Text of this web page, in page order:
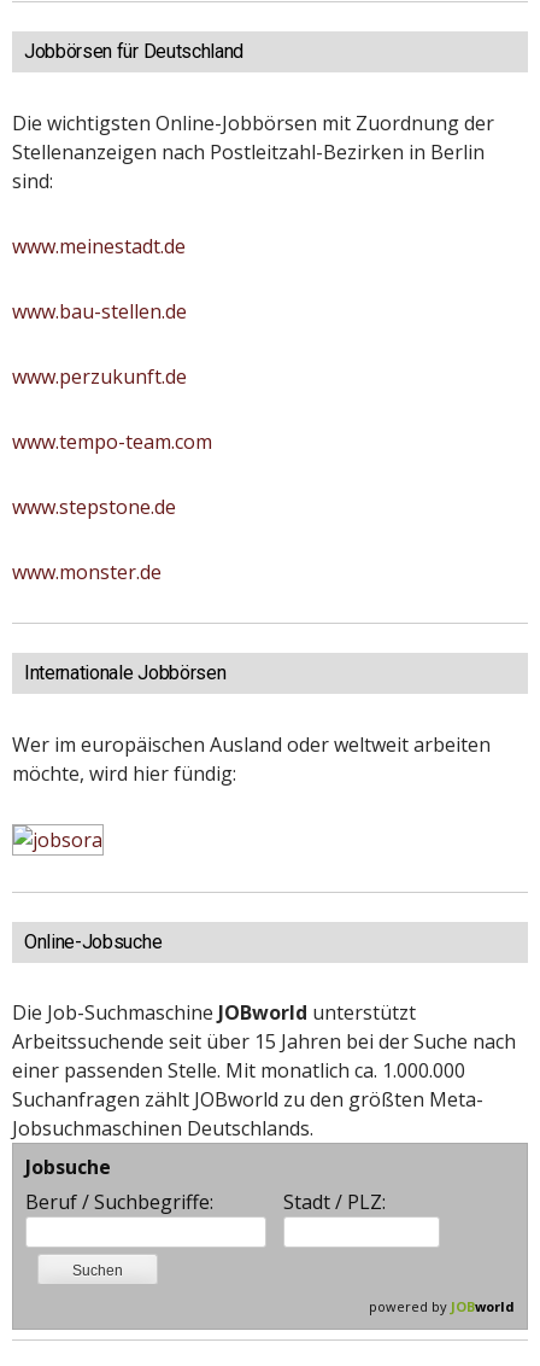
Jobbörsen für Deutschland
Die wichtigsten Online-Jobbörsen mit Zuordnung der
Stellenanzeigen nach Postleitzahl-Bezirken in Berlin
sind:
www.meinestadt.de
www.bau-stellen.de
www.perzukunft.de
www.tempo-team.com
www.stepstone.de
www.monster.de
Internationale Jobbörsen
Wer im europäischen Ausland oder weltweit arbeiten
möchte, wird hier fündig:
Online-Jobsuche
Die Job-Suchmaschine JOBworld unterstützt
Arbeitssuchende seit über 15 Jahren bei der Suche nach
einer passenden Stelle. Mit monatlich ca. 1.000.000
Suchanfragen zählt JOBworld zu den größten Meta-
Jobsuchmaschinen Deutschlands.
Jobsuche
Beruf / Suchbegriffe:
Stadt / PLZ:
powered by JOBworld